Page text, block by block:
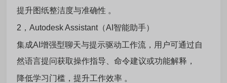
提升图纸整洁度与准确性 。
2，Autodesk Assistant（AI智能助手）
集成AI增强型聊天与提示驱动工作流，用户可通过自
然语言提问获取操作指导、命令建议或功能解释，
降低学习门槛，提升工作效率 。